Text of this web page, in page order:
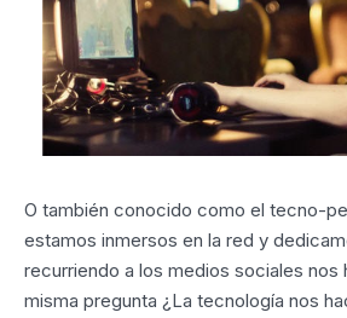
O también conocido como el tecno-
estamos inmersos en la red y
recurriendo a los medios sociales nos
misma pregunta ¿La tecnología nos